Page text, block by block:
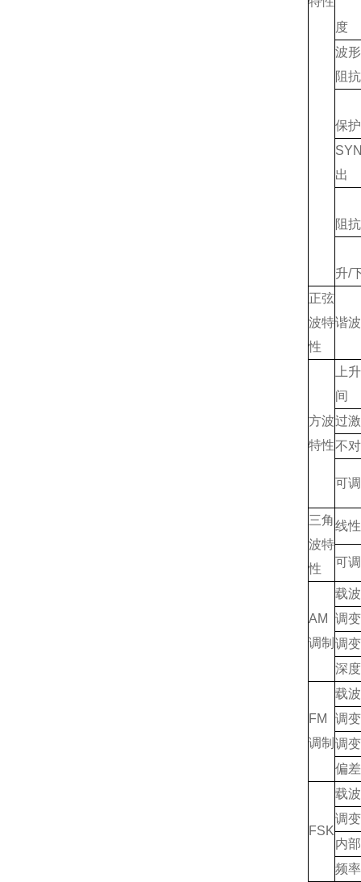
度
波
阻抗
保护
出
阻抗
升/
正弦
波特
性
谐
方波
特性
上
间
过
不
可
三角
波特
性
线
可
AM
调制
载
调
调
深度
FM
调制
载
调
调
偏差
FSK
载
调
内
频